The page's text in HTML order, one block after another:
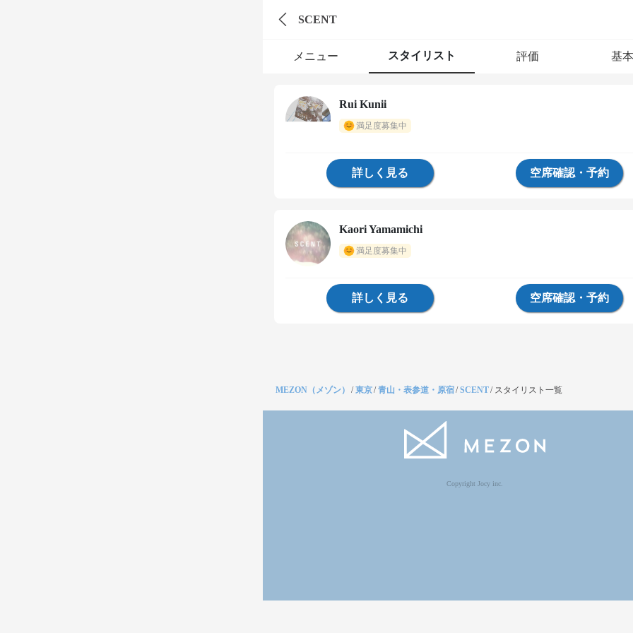
SCENT
メニュー スタイリスト 評価 基
Rui Kunii
満足度募集中
詳しく見る 空席確認・予約
Kaori Yamamichi
満足度募集中
詳しく見る 空席確認・予約
MEZON（メゾン） /東京/青山・表参道・原宿/SCENT/ スタイリスト一覧
Copyright Jocy inc.